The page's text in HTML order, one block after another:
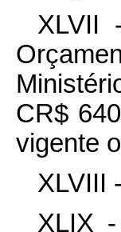
XLVII
CR$
vigente
XLVIII -
XLIX -